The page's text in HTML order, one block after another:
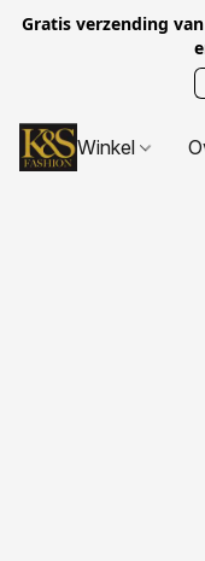
Gratis verzending
Winkel